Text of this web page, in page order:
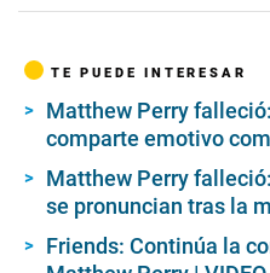
TE PUEDE INTERESAR
Matthew Perry
comparte emotivo
Matthew Perry
se pronuncian tras la
Friends: Continúa la